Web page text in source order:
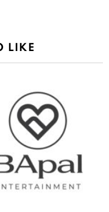
LIKE